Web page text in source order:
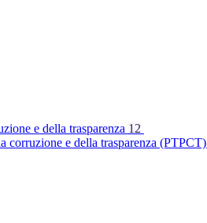
e della trasparenza 12
corruzione e della trasparenza (PTPCT)